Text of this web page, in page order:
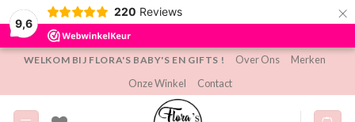
9,6
220 Reviews ×
inhoud
WELKOM BIJ FLORA'S BABY'S EN GIFTS ! Over Ons
Merken
Onze Winkel
Contact